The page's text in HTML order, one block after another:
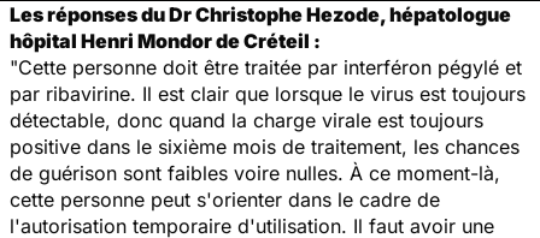
Les réponses du Dr Christophe Hezode, hépatologue
hôpital Henri Mondor de Créteil :
"Cette personne doit être traitée par interféron pégylé et
par ribavirine. Il est clair que lorsque le virus est toujours
détectable, donc quand la charge virale est toujours
positive dans le sixième mois de traitement, les chances
de guérison sont faibles voire nulles. À ce moment-là,
cette personne peut s'orienter dans le cadre de
l'autorisation temporaire d'utilisation. Il faut avoir une